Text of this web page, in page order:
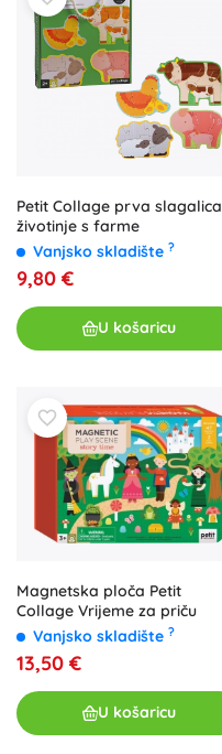
Petit Collage prva slagalica
životinje s farme
Vanjsko skladište ?
9,80 €
U košaricu
Magnetska ploča Petit
Collage Vrijeme za priču
Vanjsko skladište ?
13,50 €
U košaricu